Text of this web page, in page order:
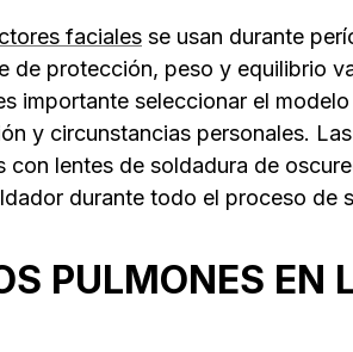
faciales se usan durante
de protección, peso y equilibrio
importante seleccionar el
y circunstancias personales.
lentes de soldadura de
durante todo el proceso de
PULMONES EN